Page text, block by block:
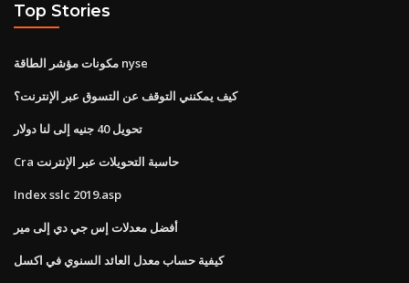
Top Stories
مكونات مؤشر الطاقة nyse
كيف يمكنني التوقف عن التسوق عبر الإنترنت؟
تحويل 40 جنيه إلى لنا دولار
Cra حاسبة التحويلات عبر الإنترنت
Index sslc 2019.asp
أفضل معدلات إس جي دي إلى مير
كيفية حساب معدل العائد السنوي في اكسل